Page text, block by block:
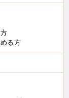
る方